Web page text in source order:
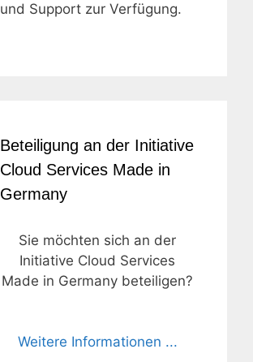
und Support zur Verfügung.
Beteiligung an der Initiative
Cloud Services Made in
Germany
Sie möchten sich an der
Initiative Cloud Services
Made in Germany beteiligen?
Weitere Informationen ...